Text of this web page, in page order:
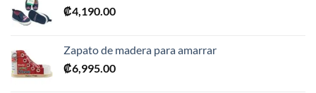
₡4,190.00
Zapato de madera para amarrar
₡6,995.00